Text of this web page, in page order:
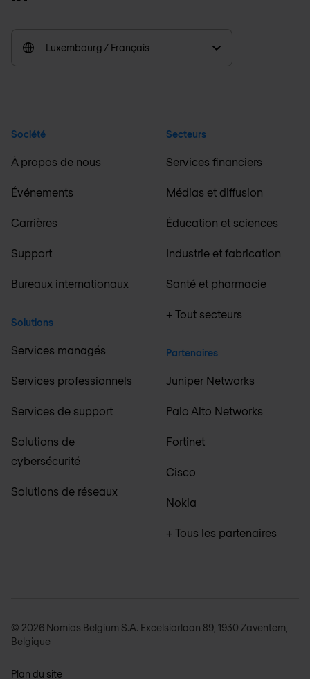
Luxembourg / Français
Société
À propos de nous
Événements
Carrières
Support
Bureaux internationaux
Solutions
Services managés
Services professionnels
Services de support
Solutions de
cybersécurité
Solutions de réseaux
Secteurs
Services financiers
Médias et diffusion
Éducation et sciences
Industrie et fabrication
Santé et pharmacie
+ Tout secteurs
Partenaires
Juniper Networks
Palo Alto Networks
Fortinet
Cisco
Nokia
+ Tous les partenaires
© 2026 Nomios Belgium S.A. Excelsiorlaan 89, 1930 Zaventem,
Belgique
Plan du site